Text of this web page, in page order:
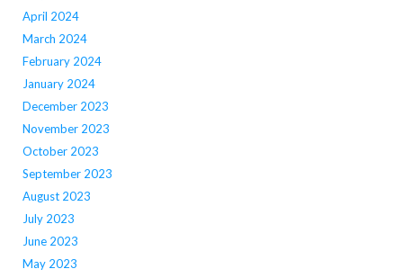
April 2024
March 2024
February 2024
January 2024
December 2023
November 2023
October 2023
September 2023
August 2023
July 2023
June 2023
May 2023